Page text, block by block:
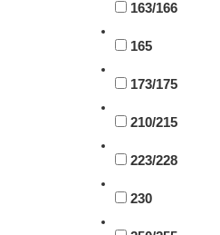
163/166
165
173/175
210/215
223/228
230